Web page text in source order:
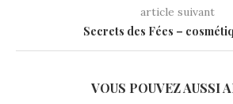
article suivant
Secrets des Fées –
VOUS POUVEZ AUSSI